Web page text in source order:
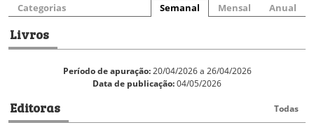
Categorias Semanal Mensal Anual
Livros
Período de apuração:20/04/2026 a 26/04/2026
Data de publicação:04/05/2026
Editoras Todas